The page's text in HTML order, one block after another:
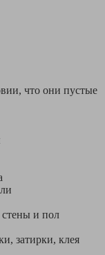
что они пустые
стены и пол
затирки, клея